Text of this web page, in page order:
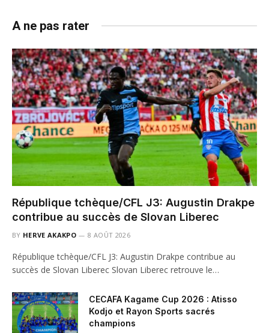
A ne pas rater
République tchèque/CFL J3: Augustin Drakpe
contribue au succès de Slovan Liberec
BY HERVE AKAKPO 8 AOÛT 2026
République tchèque/CFL J3: Augustin Drakpe contribue au
succès de Slovan Liberec Slovan Liberec retrouve le…
CECAFA Kagame Cup 2026 : Atisso
Kodjo et Rayon Sports sacrés
champions